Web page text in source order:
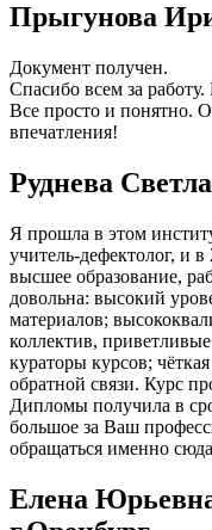
Прыгунова
Документ получен.
Спасибо всем за
Все просто и понятно.
впечатления!
Руднева
Я прошла в этом
учитель-дефектолог, и
высшее образование,
довольна: высокий
материалов;
коллектив,
кураторы курсов;
обратной связи. Курс
Дипломы получила в
большое за Ваш
обращаться именно
Елена